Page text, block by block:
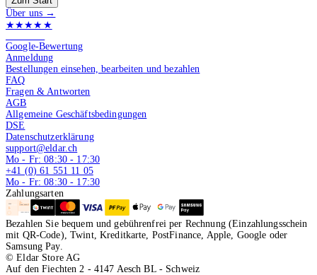
Über uns →
★★★★★
Google-Bewertung
Anmeldung
Bestellungen einsehen, bearbeiten und bezahlen
FAQ
Fragen & Antworten
AGB
Allgemeine Geschäftsbedingungen
DSE
Datenschutzerklärung
support@eldar.ch
Mo - Fr: 08:30 - 17:30
+41 (0) 61 551 11 05
Mo - Fr: 08:30 - 17:30
Zahlungsarten
Bezahlen Sie bequem und gebührenfrei per Rechnung (Einzahlungsschein
mit QR-Code), Twint, Kreditkarte, PostFinance, Apple, Google oder
Samsung Pay.
© Eldar Store AG
Auf den Fiechten 2 - 4147 Aesch BL - Schweiz